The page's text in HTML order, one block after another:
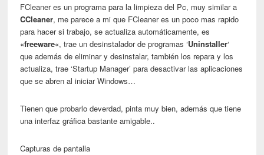
FCleaner es un programa para la limpieza del Pc, muy similar a
CCleaner, me parece a mi que FCleaner es un poco mas rapido
para hacer si trabajo, se actualiza automáticamente, es
«freeware«, trae un desinstalador de programas ‘Uninstaller‘
que además de eliminar y desinstalar, también los repara y los
actualiza, trae ‘Startup Manager’ para desactivar las aplicaciones
que se abren al iniciar Windows…
Tienen que probarlo deverdad, pinta muy bien, además que tiene
una interfaz gráfica bastante amigable..
Capturas de pantalla